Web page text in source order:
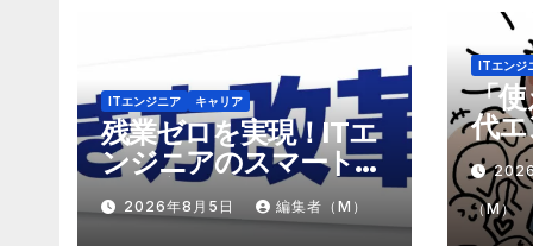
ITエンジニア キャリア
残業ゼロを実現！ITエ
ンジニアのスマートな
働き方改革
2026年8月5日 編集者（M）
ITエンジ
「
代
「
め
（M）